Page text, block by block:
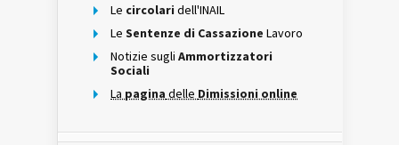
Le circolari dell'INAIL
Le Sentenze di Cassazione Lavoro
Notizie sugli Ammortizzatori
Sociali
La pagina delle Dimissioni online